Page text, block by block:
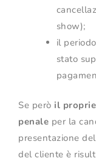
show);
il
stato
Se però il
penale per la
presentazione
del cliente è